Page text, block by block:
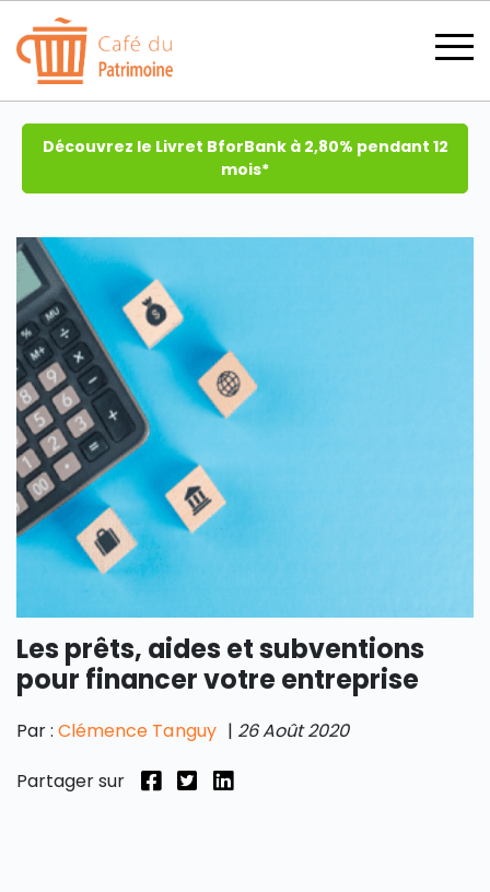
SECTIONS
CATÉGORIES
TOUS LES THÈMES
Découvrez le Livret BforBank à 2,80% pendant 12
mois*
Les prêts, aides et subventions
pour financer votre entreprise
Par :Clémence Tanguy | 26 Août 2020
Partager sur